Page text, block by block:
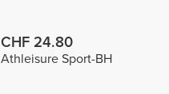
CHF 24.80
Athleisure Sport-BH